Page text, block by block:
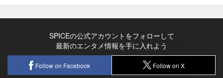
SPICEの公式アカウントをフォローして
最新のエンタメ情報を手に入れよう
Follow on Facebook Follow on X